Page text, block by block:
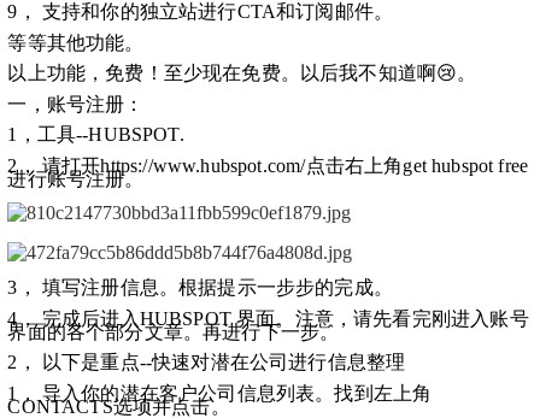
9， 支持和你的独立站进行CTA和订阅邮件。
等等其他功能。
以上功能，免费！至少现在免费。以后我不知道啊😢。
一，账号注册：
1，工具--HUBSPOT.
2， 请打开https://www.hubspot.com/点击右上角get hubspot free
进行账号注册。
3， 填写注册信息。根据提示一步步的完成。
4， 完成后进入HUBSPOT 界面。注意，请先看完刚进入账号
界面的各个部分文章。再进行下一步。
2， 以下是重点--快速对潜在公司进行信息整理
1， 导入你的潜在客户公司信息列表。找到左上角
CONTACTS选项并点击。